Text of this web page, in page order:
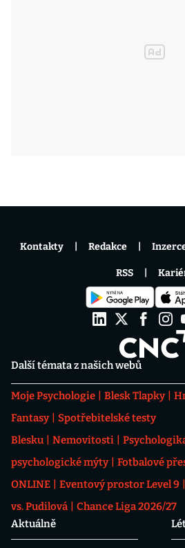
Další témata z našich webů
Moje Psychologie Blesk Tlapky
Fantasy
Spotřebitelské testy
Blesku
Nemovitosti
psychologické mýty
Fotbalové
ONLINE
Eventový prostor Level 9
vs. Pudilová
Chance Liga 2026/27
Aktuálně
Kontakty Redakce
RSS